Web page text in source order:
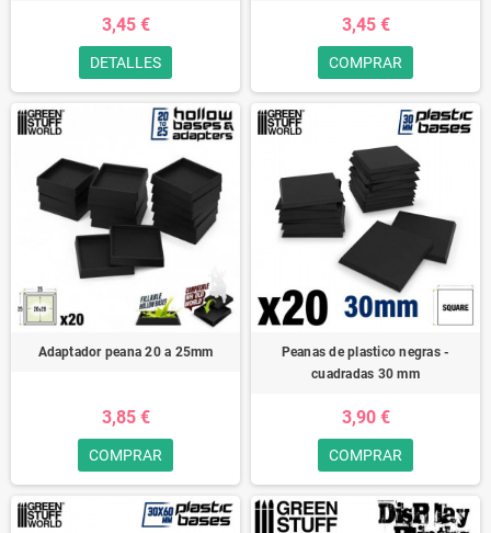
3,45 €
DETALLES
3,45 €
COMPRAR
Adaptador peana 20 a 25mm
3,85 €
COMPRAR
Peanas de plastico negras -
cuadradas 30 mm
3,90 €
COMPRAR